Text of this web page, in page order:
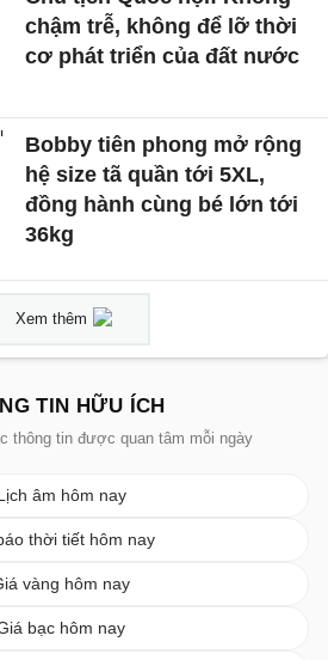
chậm trễ, không để lỡ thời
cơ phát triển của đất nước
Bobby tiên phong mở rộng
hệ size tã quần tới 5XL,
đồng hành cùng bé lớn tới
36kg
Xem thêm
TIN HỮU ÍCH
thông tin được quan tâm mỗi ngày
âm hôm nay
thời tiết hôm nay
vàng hôm nay
bạc hôm nay